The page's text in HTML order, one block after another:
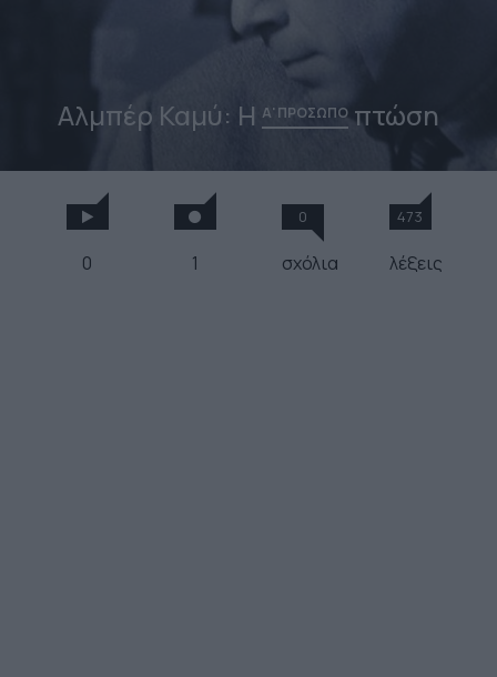
Αλμπέρ Καμύ: Η Α' ΠΡΟΣΩΠΟπτώση
0 1
0
σχόλια
473
λέξεις